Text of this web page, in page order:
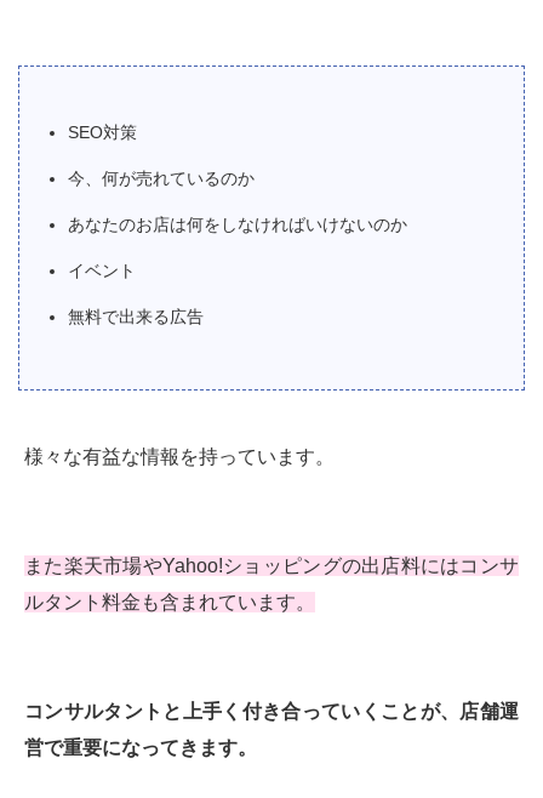
SEO対策
今、何が売れているのか
あなたのお店は何をしなければいけないのか
イベント
無料で出来る広告
様々な有益な情報を持っています。
また楽天市場やYahoo!ショッピングの出店料にはコンサ
ルタント料金も含まれています。
コンサルタントと上手く付き合っていくことが、店舗運
営で重要になってきます。